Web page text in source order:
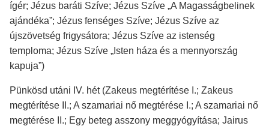
ígér; Jézus baráti Szíve; Jézus Szíve „A Magasságbelinek
ajándéka”; Jézus fenséges Szíve; Jézus Szíve az
újszövetség frigysátora; Jézus Szíve az istenség
temploma; Jézus Szíve „Isten háza és a mennyország
kapuja”)
Pünkösd utáni IV. hét (Zakeus megtérítése I.; Zakeus
megtérítése II.; A szamariai nő megtérése I.; A szamariai nő
megtérése II.; Egy beteg asszony meggyógyítása; Jairus